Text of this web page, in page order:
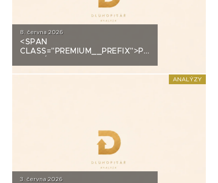
8. června 2026
<SPAN
CLASS="PREMIUM__PREFIX">PREMIUM</
ANALÝZY
3. června 2026